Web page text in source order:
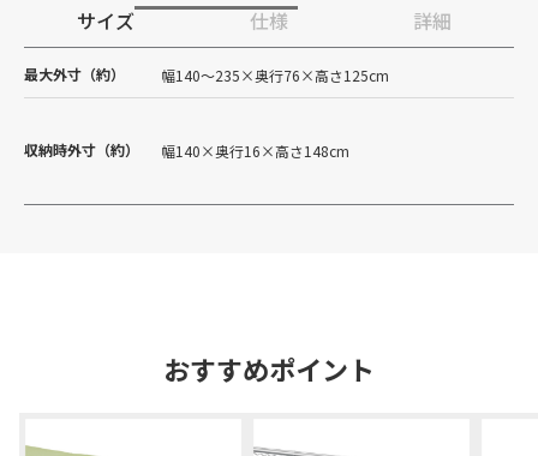
サイズ 仕様 詳細
最大外寸（約） 幅140～235×奥行76×高さ125cm
収納時外寸（約） 幅140×奥行16×高さ148cm
おすすめポイント